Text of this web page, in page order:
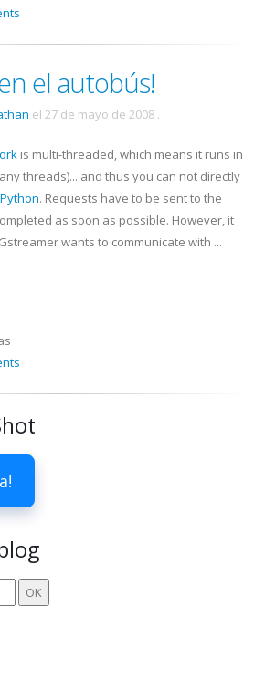
el autobús!
el 27 de mayo de 2008 .
is multi-threaded, which means it runs in
threads)... and thus you can not directly
Python. Requests have to be sent to the
as soon as possible. However, it
Gstreamerwants to communicate with ...